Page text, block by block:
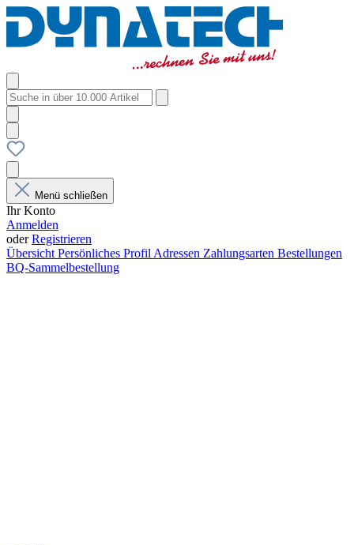
Menü schließen
Ihr Konto
Anmelden
oderRegistrieren
Übersicht Persönliches Profil Adressen Zahlungsarten Bestellungen
BQ-Sammelbestellung